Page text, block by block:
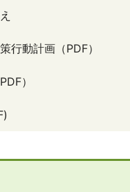
行動計画（PDF）
）